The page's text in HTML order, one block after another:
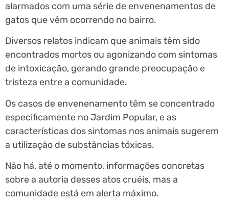
alarmados com uma série de envenenamentos de
gatos que vêm ocorrendo no bairro.
Diversos relatos indicam que animais têm sido
encontrados mortos ou agonizando com sintomas
de intoxicação, gerando grande preocupação e
tristeza entre a comunidade.
Os casos de envenenamento têm se concentrado
especificamente no Jardim Popular, e as
características dos sintomas nos animais sugerem
a utilização de substâncias tóxicas.
Não há, até o momento, informações concretas
sobre a autoria desses atos cruéis, mas a
comunidade está em alerta máximo.